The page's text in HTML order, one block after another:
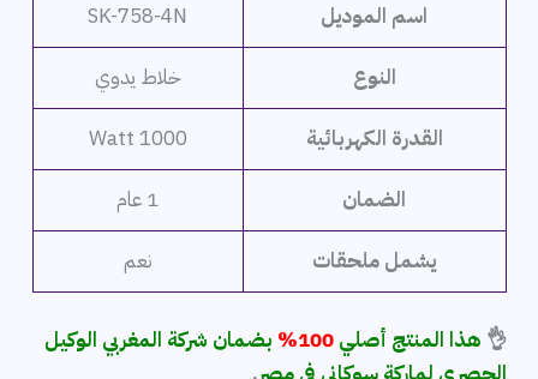
اسم الموديل SK-758-4N
النوع خلاط يدوي
القدرة الكهربائية 1000 Watt
الضمان 1 عام
يشمل ملحقات نعم
👌 هذا المنتج أصلي 100%
بضمان شركة المغربي الوكيل